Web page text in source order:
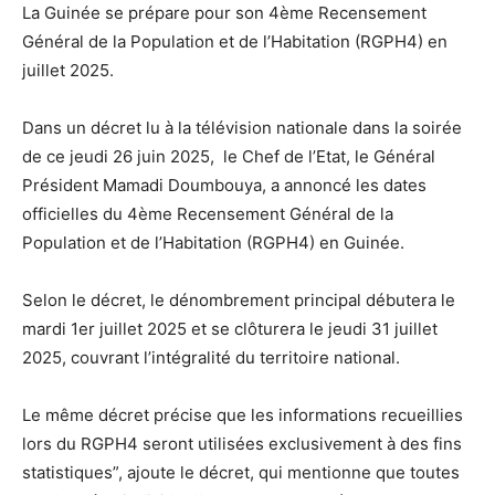
La Guinée se prépare pour son 4ème Recensement
Général de la Population et de l’Habitation (RGPH4) en
juillet 2025.
Dans un décret lu à la télévision nationale dans la soirée
de ce jeudi 26 juin 2025, le Chef de l’Etat, le Général
Président Mamadi Doumbouya, a annoncé les dates
officielles du 4ème Recensement Général de la
Population et de l’Habitation (RGPH4) en Guinée.
Selon le décret, le dénombrement principal débutera le
mardi 1er juillet 2025 et se clôturera le jeudi 31 juillet
2025, couvrant l’intégralité du territoire national.
Le même décret précise que les informations recueillies
lors du RGPH4 seront utilisées exclusivement à des fins
statistiques”, ajoute le décret, qui mentionne que toutes